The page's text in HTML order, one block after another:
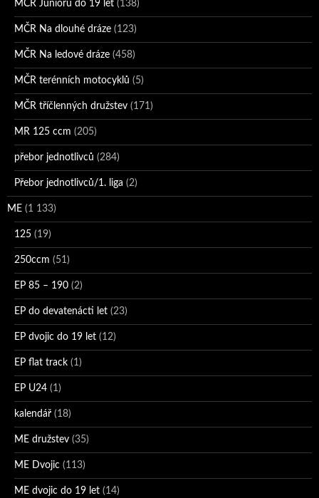
MČR Juniorů do 19 let (138)
MČR Na dlouhé dráze (123)
MČR Na ledové dráze (458)
MČR terénních motocyklů (5)
MČR tříčlenných družstev (171)
MR 125 ccm (205)
přebor jednotlivců (284)
Přebor jednotlivců/1. liga (2)
ME (1 133)
125 (19)
250ccm (51)
EP 85 – 190 (2)
EP do devatenácti let (23)
EP dvojic do 19 let (12)
EP flat track (1)
EP U24 (1)
kalendář (18)
ME družstev (35)
ME Dvojic (113)
ME dvojic do 19 let (14)